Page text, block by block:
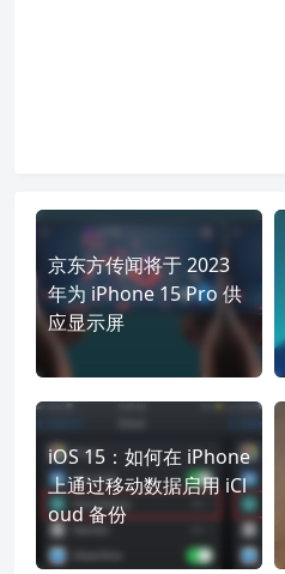
京东方传闻将于 2023
年为 iPhone 15 Pro 供
应显示屏
iOS 15：如何在 iPhone
上通过移动数据启用 iCl
oud 备份